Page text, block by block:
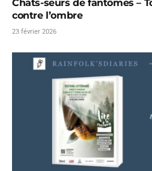
Chats-seurs de fantômes –
contre l’ombre
23 février 2026